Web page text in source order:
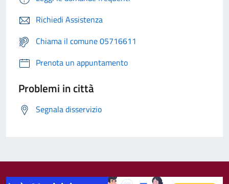
Richiedi Assistenza
Chiama il comune 05716611
Prenota un appuntamento
Problemi in città
Segnala disservizio